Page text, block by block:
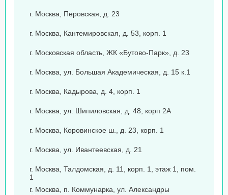
г. Москва, Перовская, д. 23
г. Москва, Кантемировская, д. 53, корп. 1
г. Московская область, ЖК «Бутово-Парк», д. 23
г. Москва, ул. Большая Академическая, д. 15 к.1
г. Москва, Кадырова, д. 4, корп. 1
г. Москва, ул. Шипиловская, д. 48, корп 2А
г. Москва, Коровинское ш., д. 23, корп. 1
г. Москва, ул. Ивантеевская, д. 21
г. Москва, Талдомская, д. 11, корп. 1, этаж 1, пом.
1
г. Москва, п. Коммунарка, ул. Александры